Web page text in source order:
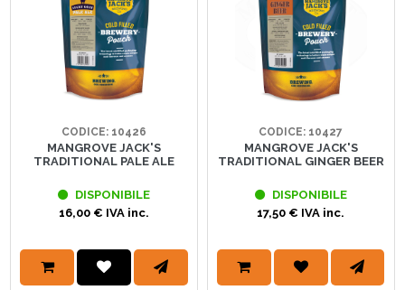
CODICE: 10426
MANGROVE JACK'S
TRADITIONAL PALE ALE
DISPONIBILE
16,00 € IVA inc.
CODICE: 10427
MANGROVE JACK'S
TRADITIONAL GINGER BEER
DISPONIBILE
17,50 € IVA inc.